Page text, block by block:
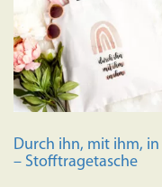
Durch ihn, mit ihm,
– Stofftragetasche